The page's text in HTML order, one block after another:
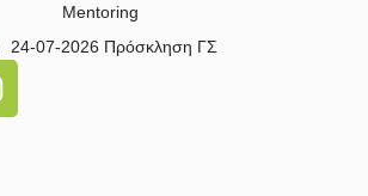
Mentoring
24-07-2026 Πρόσκληση ΓΣ